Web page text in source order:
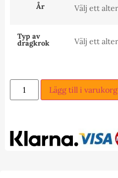
År
Typ av
dragkrok
Lägg till i varukorg